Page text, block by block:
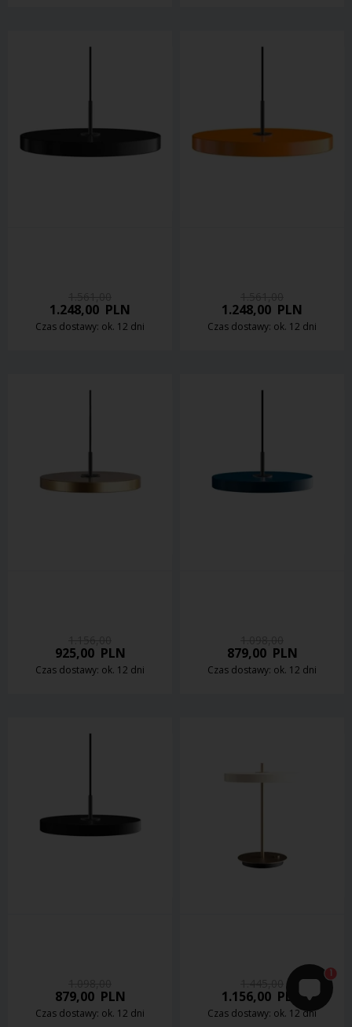
1.248,00 PLN
Czas dostawy: ok. 12 dni
1.248,00 PLN
Czas dostawy: ok. 12 dni
925,00PLN
Czas dostawy: ok. 12 dni
879,00PLN
Czas dostawy: ok. 12 dni
879,00PLN
Czas dostawy: ok. 12 dni
1.156,00 PLN
Czas dostawy: ok. 12 dni
1